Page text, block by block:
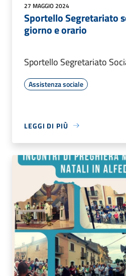
27 MAGGIO 2024
Sportello Segretariato
giorno e orario
Sportello Segretariato
Assistenza sociale
LEGGI DI PIÙ